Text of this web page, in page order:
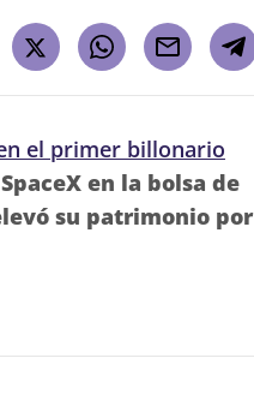
el primer billonario
en la bolsa de
su patrimonio por